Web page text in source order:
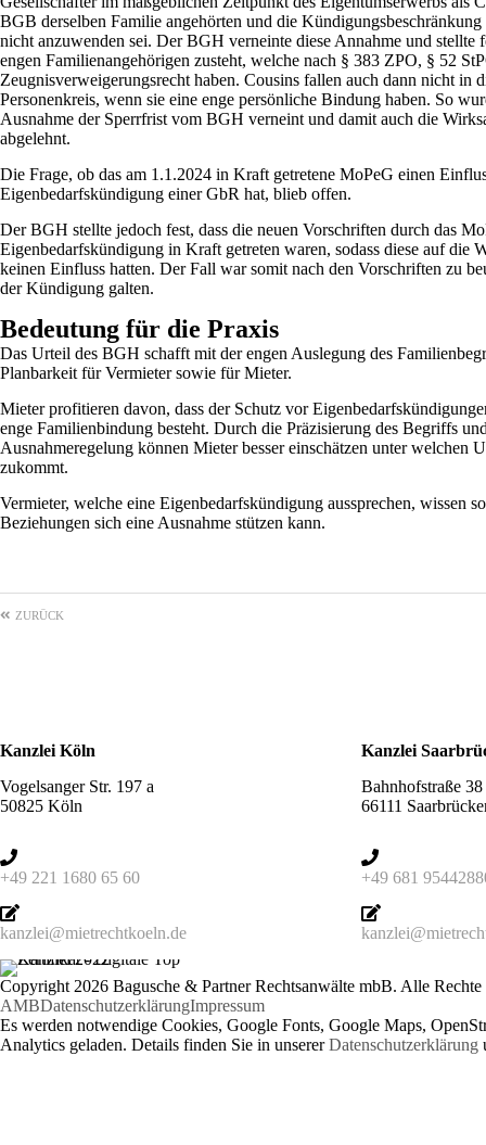
BGB derselben Familie angehörten und die
nicht anzuwenden sei. Der BGH verneinte diese Annahme und stellte
engen Familienangehörigen zusteht, welche nach § 383 ZPO, § 52
Zeugnisverweigerungsrecht haben. Cousins fallen auch dann nicht in
Personenkreis, wenn sie eine enge persönliche Bindung haben. So
Ausnahme der Sperrfrist vom BGH verneint und damit auch die
abgelehnt.
Die Frage, ob das am 1.1.2024 in Kraft getretene MoPeG einen
Eigenbedarfskündigung einer GbR hat, blieb offen.
Der BGH stellte jedoch fest, dass die neuen Vorschriften durch das
Eigenbedarfskündigung in Kraft getreten waren, sodass diese auf die
keinen Einfluss hatten. Der Fall war somit nach den Vorschriften zu
der Kündigung galten.
Bedeutung für die Praxis
Das Urteil des BGH schafft mit der engen Auslegung des
Planbarkeit für Vermieter sowie für Mieter.
Mieter profitieren davon, dass der Schutz vor
enge Familienbindung besteht. Durch die Präzisierung des Begriffs
Ausnahmeregelung können Mieter besser einschätzen unter welchen
zukommt.
Vermieter, welche eine Eigenbedarfskündigung aussprechen, wissen
Beziehungen sich eine Ausnahme stützen kann.
ZURÜCK
Kanzlei Köln
Vogelsanger Str. 197 a
50825 Köln
+49 221 1680 65 60
kanzlei@mietrechtkoeln.de
Kanzlei
Bahnhofstraße 38
66111
+49 681
Copyright 2026 Bagusche & Partner Rechtsanwälte mbB. Alle Rechte
AMBDatenschutzerklärungImpressum
Es werden notwendige Cookies, Google Fonts, Google Maps,
Analytics geladen. Details finden Sie in unsererDatenschutzerklärung